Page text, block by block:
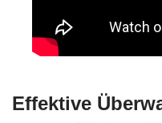
Effektive